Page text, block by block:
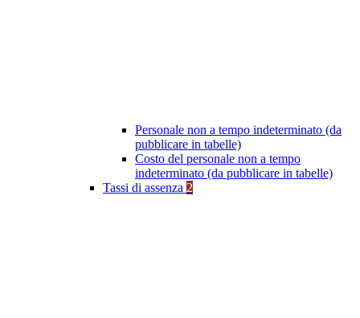
Personale non a tempo indeterminato (da
pubblicare in tabelle)
Costo del personale non a tempo
indeterminato (da pubblicare in tabelle)
Tassi di assenza 2